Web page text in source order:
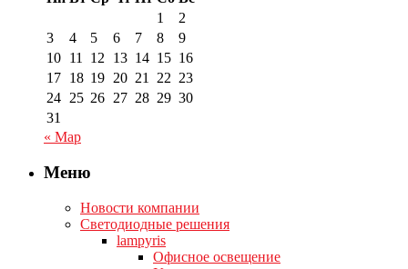
1
2
3
4 5 6 7 8
9
10 11 12 13 14 15 16
17 18 19 20 21 22 23
24 25 26 27 28 29 30
31
« Мар
Меню
Новости компании
Светодиодные решения
lampyris
Офисное освещение